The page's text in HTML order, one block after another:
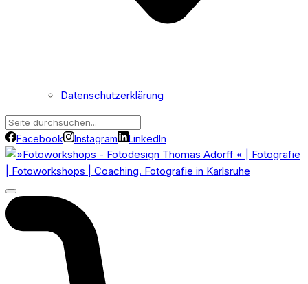
Datenschutzerklärung
Facebook Instagram LinkedIn